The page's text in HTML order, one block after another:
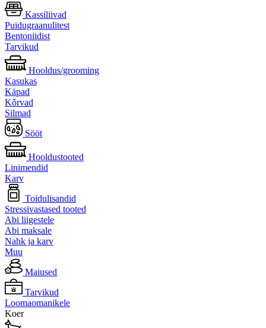
Kassiliivad
Puidugraanulitest
Bentoniidist
Tarvikud
Hooldus/grooming
Kasukas
Käpad
Kõrvad
Silmad
Sööt
Hooldustooted
Linimendid
Karv
Toidulisandid
Stressivastased tooted
Abi liigestele
Abi maksale
Nahk ja karv
Muu
Maiused
Tarvikud
Loomaomanikele
Koer